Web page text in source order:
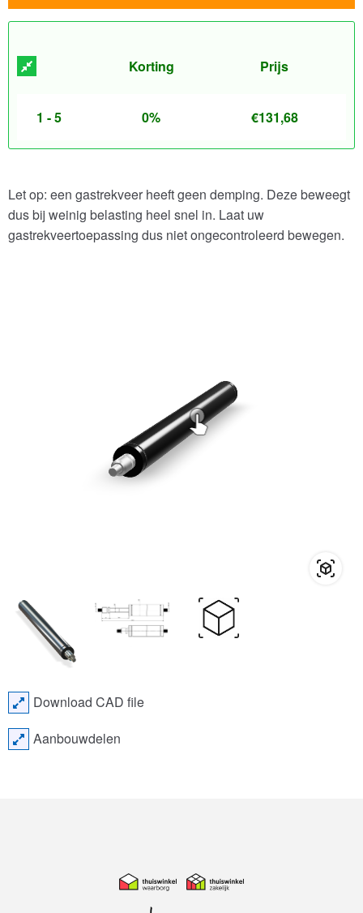
Korting Prijs
1 - 5 0% €131,68
Let op: een gastrekveer heeft geen demping. Deze beweegt
dus bij weinig belasting heel snel in. Laat uw
gastrekveertoepassing dus niet ongecontroleerd bewegen.
Download CAD file
Aanbouwdelen